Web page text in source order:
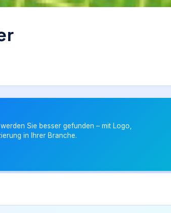
Sie besser gefunden – mit Logo,
in Ihrer Branche.